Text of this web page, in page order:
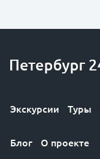
Экскурсии Туры
Блог О проекте